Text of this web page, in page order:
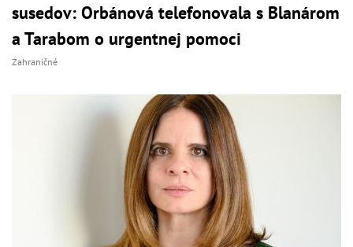
susedov: Orbánová telefonovala s Blanárom
a Tarabom o urgentnej pomoci
Zahraničné